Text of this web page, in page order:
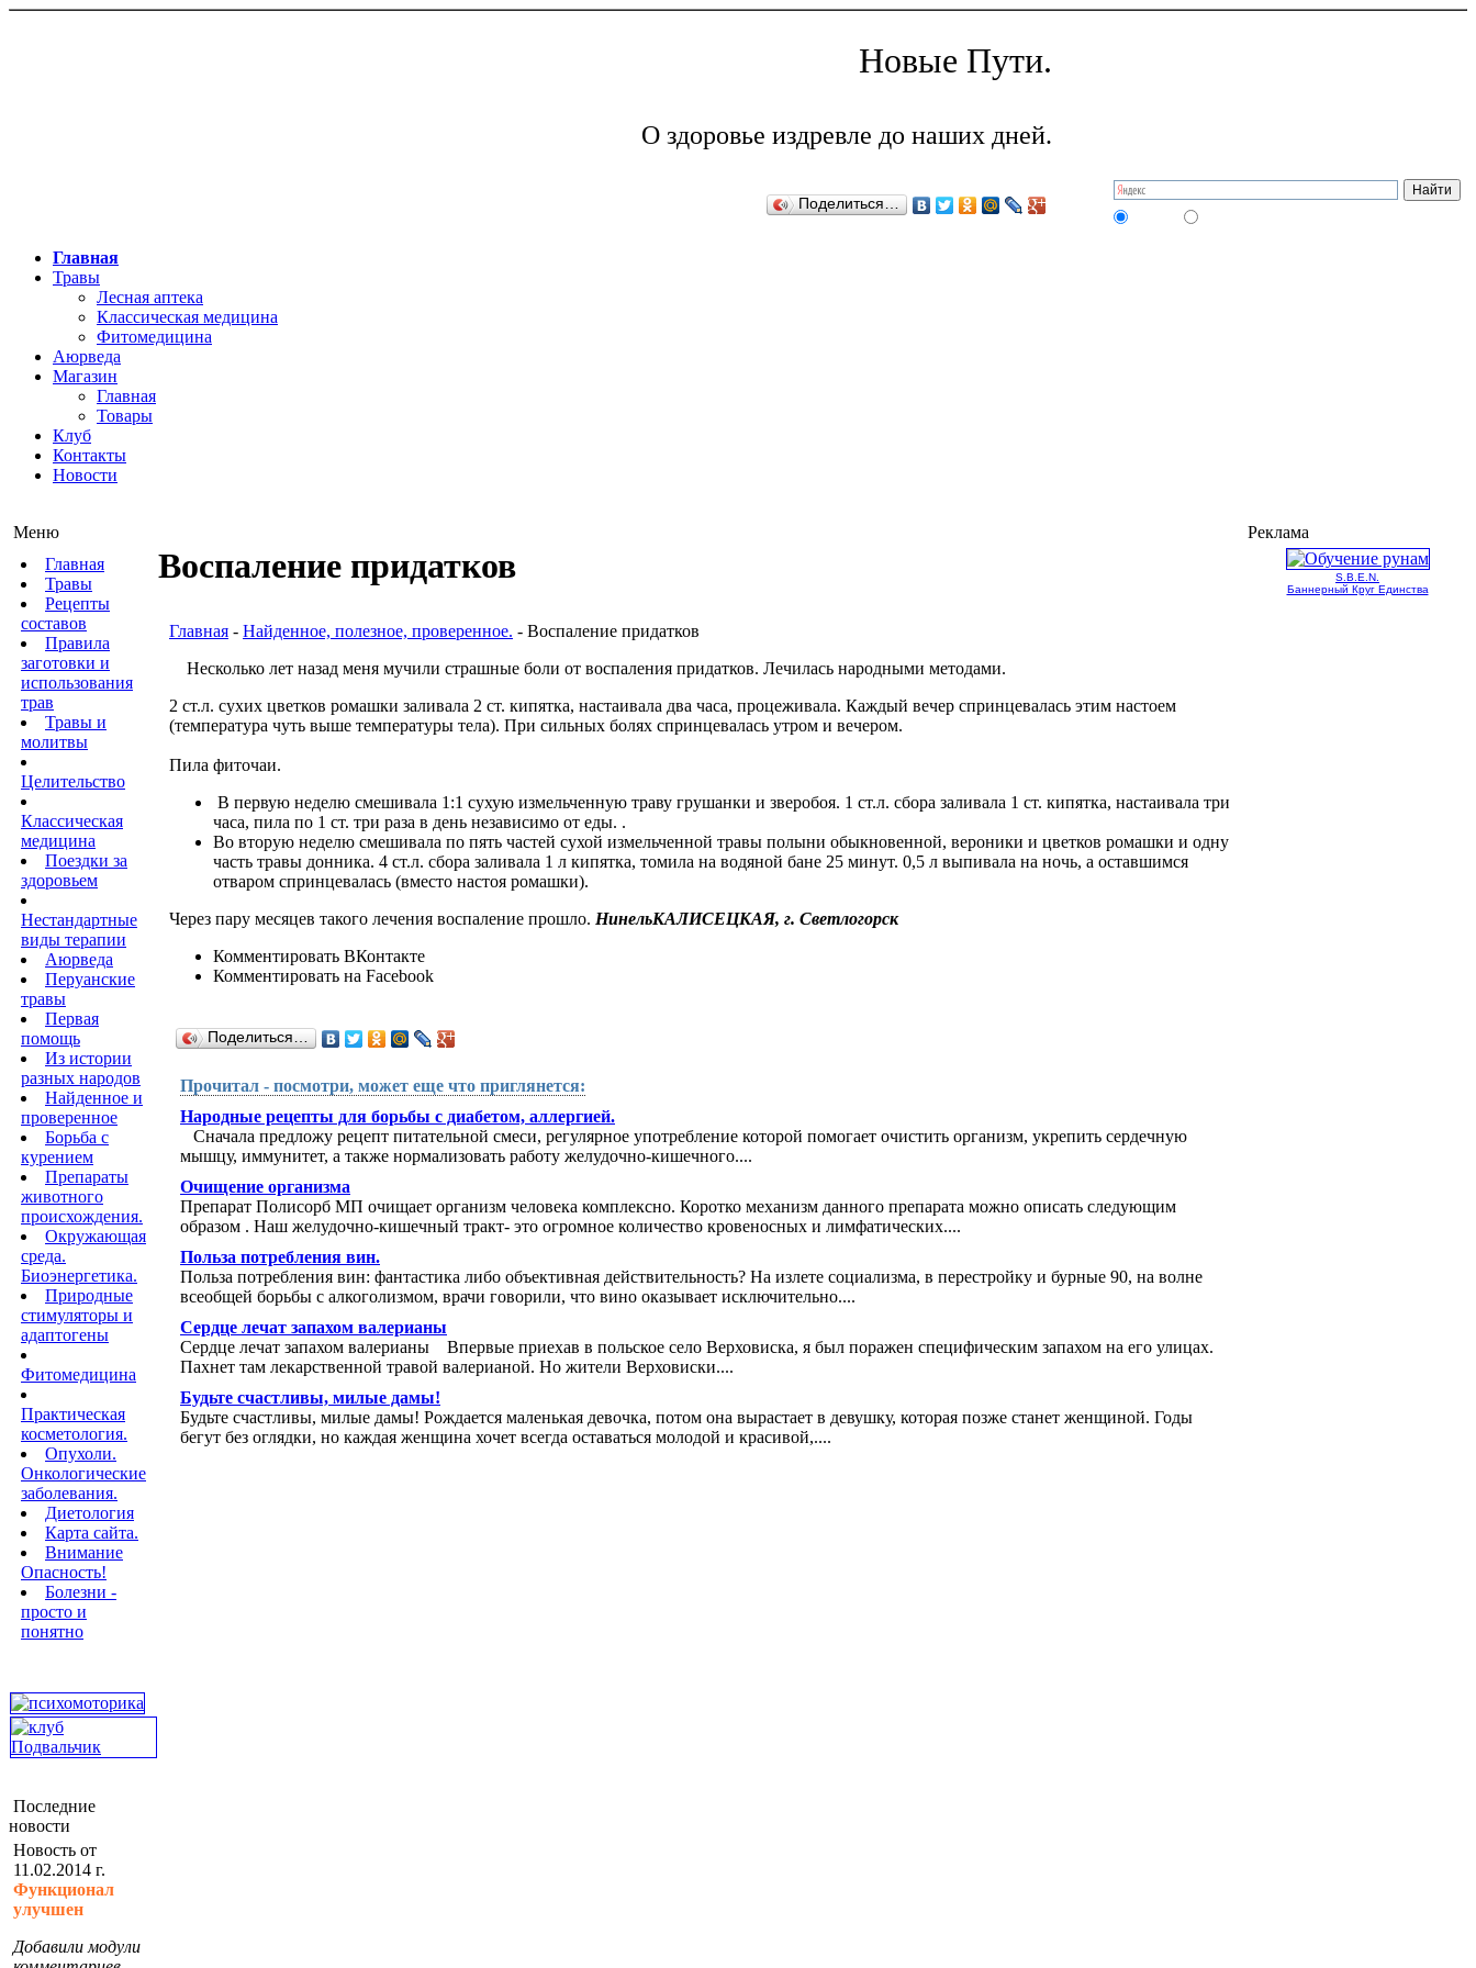
Новые Пути.
О здоровье издревле до наших дней.
Поделиться…
Главная
Травы
Лесная аптека
Классическая медицина
Фитомедицина
Аюрведа
Магазин
Главная
Товары
Клуб
Контакты
Новости
Меню
Главная
Травы
Рецепты
составов
Правила
заготовки и
использования
трав
Травы и
молитвы
Целительство
Классическая
медицина
Поездки за
здоровьем
Нестандартные
виды терапии
Аюрведа
Перуанские
травы
Первая
помощь
Из истории
разных народов
Найденное и
проверенное
Борьба с
курением
Препараты
животного
происхождения.
Окружающая
среда.
Биоэнергетика.
Природные
стимуляторы и
адаптогены
Фитомедицина
Практическая
косметология.
Опухоли.
Онкологические
заболевания.
Диетология
Карта сайта.
Внимание
Опасность!
Болезни -
просто и
понятно
Последние
новости
Новость от
11.02.2014 г.
Функционал
улучшен
Добавили модули
Воспаление придатков
Главная - Найденное, полезное, проверенное. - Воспаление придатков
Несколько лет назад меня мучили страшные боли от воспаления придатков. Лечилась народными методами.
2 ст.л. сухих цветков ромашки заливала 2 ст. кипятка, настаивала два часа, процеживала. Каждый вечер спринцевалась этим настоем
(температура чуть выше температуры тела). При сильных болях спринцевалась утром и вечером.
Пила фиточаи.
В первую неделю смешивала 1:1 сухую измель­ченную траву грушанки и зверобоя. 1 ст.л. сбора заливала 1 ст. кипятка, настаивала три
часа, пила по 1 ст. три раза в день независимо от еды. .
Во вторую неделю смешивала по пять частей сухой измельченной травы полыни обыкновенной, вероники и цветков ромашки и одну
часть травы донника. 4 ст.л. сбора заливала 1 л кипятка, томила на водяной бане 25 минут. 0,5 л выпивала на ночь, а оставшимся
отваром спринцевалась (вместо настоя ромашки).
Через пару месяцев такого лечения воспаление прошло. НинельКАЛИСЕЦКАЯ, г. Светлогорск
Комментировать ВКонтакте
Комментировать на Facebook
Поделиться…
Прочитал - посмотри, может еще что приглянется:
Народные рецепты для борьбы с диабетом, аллергией.
Сначала предложу рецепт питательной смеси, регулярное употребление которой помогает очистить организм, укрепить сердечную
мышцу, иммунитет, а также нормализовать работу желудочно-кишечного....
Очищение организма
Препарат Полисорб МП очищает организм человека комплексно. Коротко механизм данного препарата можно описать следующим
образом . Наш желудочно-кишечный тракт- это огромное количество кровеносных и лимфатических....
Польза потребления вин.
Польза потребления вин: фантастика либо объективная действительность? На излете социализма, в перестройку и бурные 90, на волне
всеобщей борьбы с алкоголизмом, врачи говорили, что вино оказывает исключительно....
Сердце лечат запахом валерианы
Сердце лечат запахом валерианы Впервые приехав в польское село Верховиска, я был поражен специфическим запахом на его улицах.
Пахнет там лекарственной травой валерианой. Но жители Верховиски....
Будьте счастливы, милые дамы!
Будьте счастливы, милые дамы! Рождается маленькая девочка, потом она вырастает в девушку, которая позже станет женщиной. Годы
бегут без оглядки, но каждая женщина хочет всегда оставаться молодой и красивой,....
Реклама
S.B.E.N.
Баннерный Круг Единства